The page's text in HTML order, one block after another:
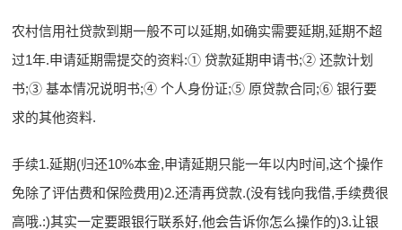
农村信用社贷款到期一般不可以延期,如确实需要延期,延期不超
过1年.申请延期需提交的资料:① 贷款延期申请书;② 还款计划
书;③ 基本情况说明书;④ 个人身份证;⑤ 原贷款合同;⑥ 银行要
求的其他资料.
手续1.延期(归还10%本金,申请延期只能一年以内时间,这个操作
免除了评估费和保险费用)2.还清再贷款.(没有钱向我借,手续费很
高哦.:)其实一定要跟银行联系好,他会告诉你怎么操作的)3.让银